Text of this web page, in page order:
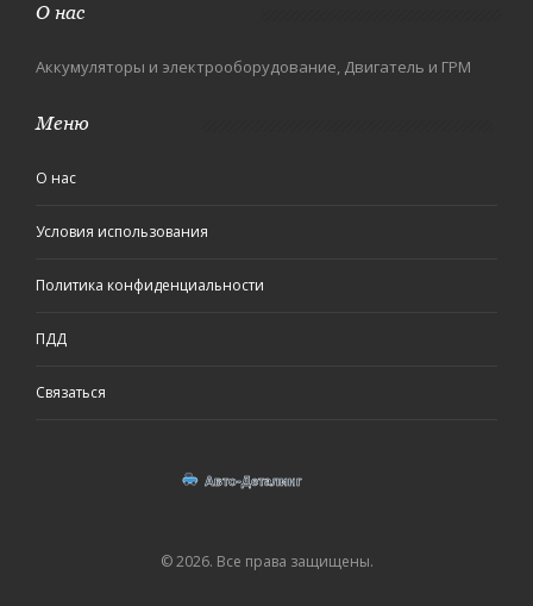
О нас
Аккумуляторы и электрооборудование, Двигатель и ГРМ
Меню
О нас
Условия использования
Политика конфиденциальности
ПДД
Связаться
© 2026. Все права защищены.